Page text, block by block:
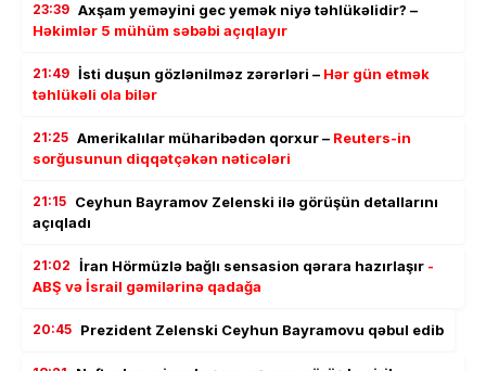
23:39 Axşam yeməyini gec yemək niyə təhlükəlidir? –
Həkimlər 5 mühüm səbəbi açıqlayır
21:49 İsti duşun gözlənilməz zərərləri – Hər gün etmək
təhlükəli ola bilər
21:25 Amerikalılar müharibədən qorxur – Reuters-in
sorğusunun diqqətçəkən nəticələri
21:15 Ceyhun Bayramov Zelenski ilə görüşün detallarını
açıqladı
21:02 İran Hörmüzlə bağlı sensasion qərara hazırlaşır -
ABŞ və İsrail gəmilərinə qadağa
20:45 Prezident Zelenski Ceyhun Bayramovu qəbul edib